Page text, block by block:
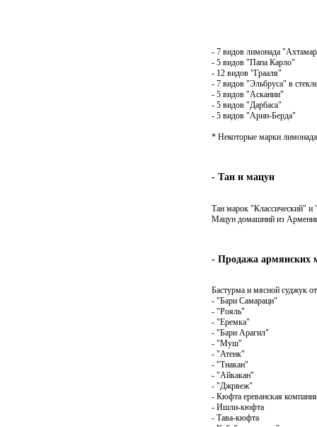
- 7 видов лимонада
- 5 видов "Папа Карло"
- 12 видов "Грааля"
- 7 видов "Эльбруса" в
- 5 видов "Аскании"
- 5 видов "Дарбаса"
- 5 видов "Арин-Берда"
* Некоторые марки
- Тан и мацун
Тан марок "Классический" и
Мацун домашний из
- Продажа армянских
Бастурма и мясной суджук
- "Бари Самараци"
- "Рояль"
- "Еремка"
- "Бари Арагил"
- "Муш"
- "Атенк"
- "Тнакан"
- "Айкакан"
- "Джрвеж"
- Кюфта ереванская
- Ишли-кюфта
- Тава-кюфта